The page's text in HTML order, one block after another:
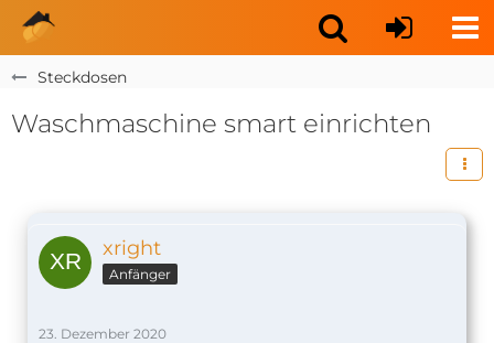
Steckdosen
Waschmaschine smart einrichten
xright
Anfänger
23. Dezember 2020